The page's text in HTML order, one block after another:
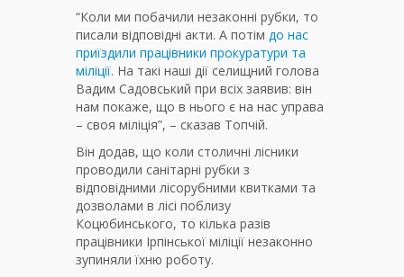
“Коли ми побачили незаконні рубки, то
писали відповідні акти. А потім до нас
приїздили працівники прокуратури та
міліції. На такі наші дії селищний голова
Вадим Садовський при всіх заявив: він
нам покаже, що в нього є на нас управа
– своя міліція”, – сказав Топчій.
Він додав, що коли столичні лісники
проводили санітарні рубки з
відповідними лісорубними квитками та
дозволами в лісі поблизу
Коцюбинського, то кілька разів
працівники Ірпінської міліції незаконно
зупиняли їхню роботу.